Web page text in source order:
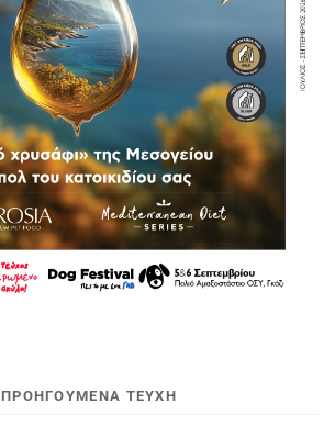
ΠΡΟΗΓΟΥΜΕΝΑ ΤΕΥΧΗ